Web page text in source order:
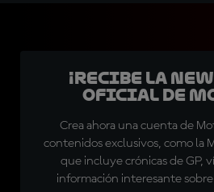
¡Recibe la
oficial de
Crea ahora una cuenta de
contenidos exclusivos, como la
que incluye crónicas de GP,
información interesante